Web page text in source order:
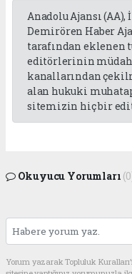
Anadolu Ajansı (AA),
Demirören Haber
tarafından eklenen
editörlerinin
kanallarından
alan hukuki
sitemizin hiç bir
Okuyucu Yorumları
Yorum yazarak Topluluk